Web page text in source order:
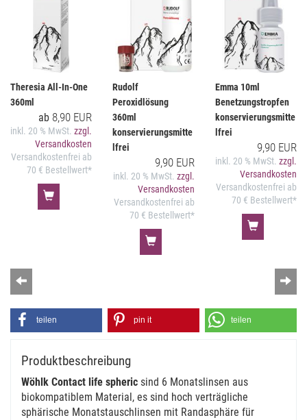
Theresia All-In-One
360ml
ab 8,90 EUR
inkl. 20 % MwSt.zzgl.
Versandkosten
Versandkostenfrei ab
70 € Bestellwert*
Rudolf
Peroxidlösung
360ml
konservierungsmitte
lfrei
9,90 EUR
inkl. 20 % MwSt. zzgl.
Versandkosten
Versandkostenfrei ab
70 € Bestellwert*
Emma 10ml
Benetzungstropfen
konservierungsmitte
lfrei
9,90 EUR
inkl. 20 % MwSt. zzgl.
Versandkosten
Versandkostenfrei ab
70 € Bestellwert*
Zurück
teilen pin it teilen
Produktbeschreibung
Wöhlk Contact life spheric sind 6 Monatslinsen aus
biokompatiblem Material, es sind hoch verträgliche
sphärische Monatstauschlinsen mit Randasphäre für